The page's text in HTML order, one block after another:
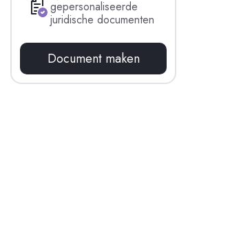
gepersonaliseerde
juridische documenten
Document maken